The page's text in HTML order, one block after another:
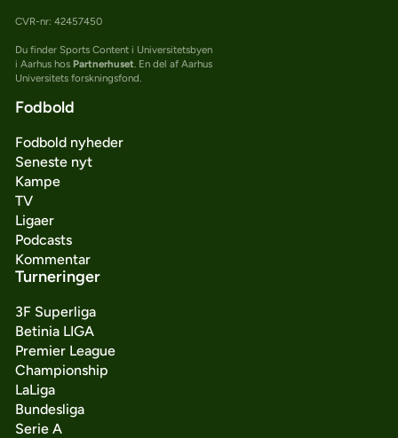
CVR-nr: 42457450
Du finder Sports Content i Universitetsbyen
i Aarhus hos Partnerhuset . En del af Aarhus
Universitets forskningsfond.
Fodbold
Fodbold nyheder
Seneste nyt
Kampe
TV
Ligaer
Podcasts
Kommentar
Turneringer
3F Superliga
Betinia LIGA
Premier League
Championship
LaLiga
Bundesliga
Serie A